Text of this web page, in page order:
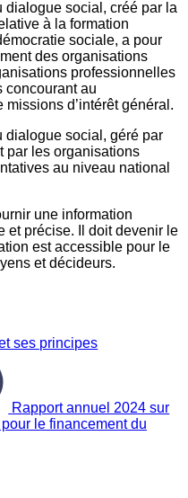
dialogue social, créé par la
à la formation
sociale, a pour
des organisations
professionnelles
concourant au
d’intérêt général.
dialogue social, géré par
par les organisations
au niveau national
une information
et précise. Il doit devenir le
est accessible pour le
et décideurs.
ses principes
Rapport annuel 2024 sur
le financement du